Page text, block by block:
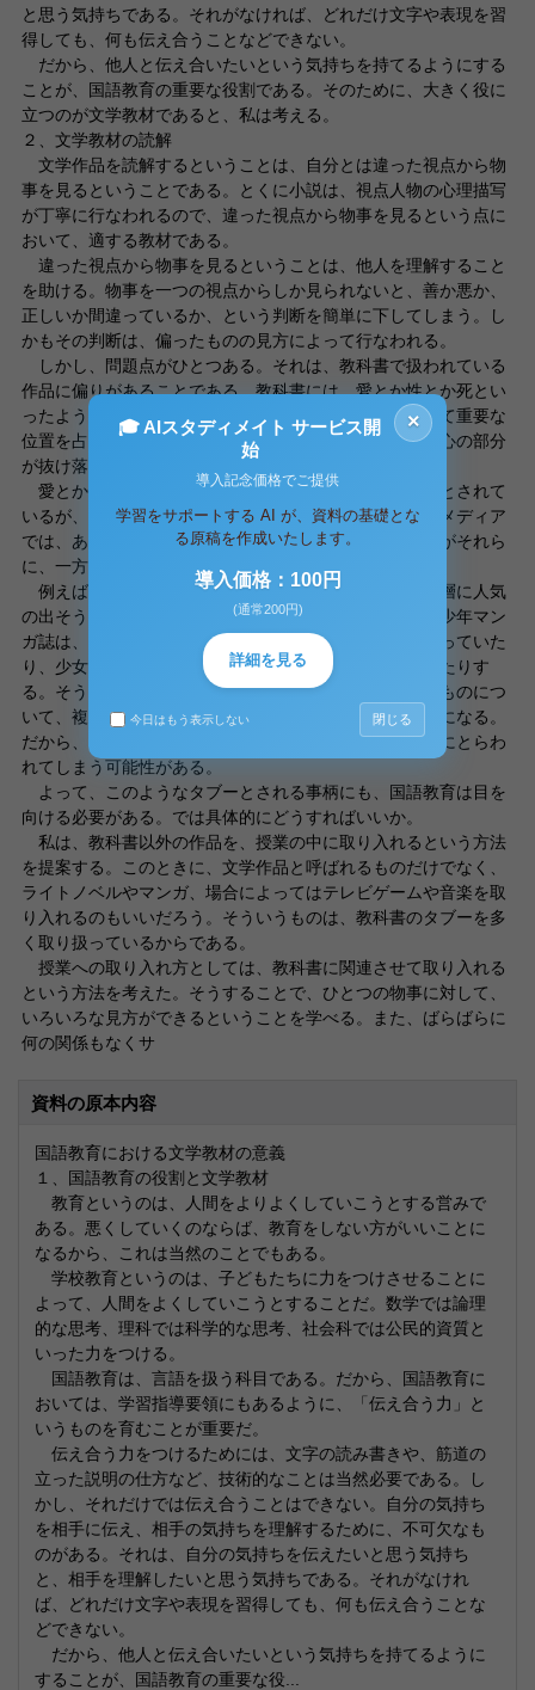
と思う気持ちである。それがなければ、どれだけ文字や表現を習
得しても、何も伝え合うことなどできない。
だから、他人と伝え合いたいという気持ちを持てるようにする
ことが、国語教育の重要な役割である。そのために、大きく役に
立つのが文学教材であると、私は考える。
２、文学教材の読解
文学作品を読解するということは、自分とは違った視点から物
事を見るということである。とくに小説は、視点人物の心理描写
が丁寧に行なわれるので、違った視点から物事を見るという点に
おいて、適する教材である。
違った視点から物事を見るということは、他人を理解すること
を助ける。物事を一つの視点からしか見られないと、善か悪か、
正しいか間違っているか、という判断を簡単に下してしまう。し
かもその判断は、偏ったものの見方によって行なわれる。
しかし、問題点がひとつある。それは、教科書で扱われている
作品に偏りがあることである。教科書には、愛とか性とか死とい
ったようなタブーがある。これらはどれも子どもにとって重要な
位置を占めているものであり、これらを扱わないと、肝心の部分
が抜け落ちてしまうことになる。
愛とか性とか死といったテーマは、教科書ではタブーとされて
いるが、マンガやゲームなど子どもたちが頻繁に接するメディア
では、あふれるほど扱われている。しかし、子どもたちがそれら
に、一方的な視点だけでさらされることがあり得る。
例えば、マンガ雑誌というのは、その雑誌の対象読者層に人気
の出そうなマンガばかりを集めて作られている。だから少年マン
ガ誌は、少年たちがチームを結成して戦う話ばかりが載っていた
り、少女マンガ誌は、男女の恋愛の話ばかりが載っていたりす
る。そうすると、戦いというものについて、恋愛というものにつ
いて、複数の作品から同じような視点を与えられることになる。
だから、戦いや恋愛とはこういうものだ、という考え方にとらわ
れてしまう可能性がある。
よって、このようなタブーとされる事柄にも、国語教育は目を
向ける必要がある。では具体的にどうすればいいか。
私は、教科書以外の作品を、授業の中に取り入れるという方法
を提案する。このときに、文学作品と呼ばれるものだけでなく、
ライトノベルやマンガ、場合によってはテレビゲームや音楽を取
り入れるのもいいだろう。そういうものは、教科書のタブーを多
く取り扱っているからである。
授業への取り入れ方としては、教科書に関連させて取り入れる
という方法を考えた。そうすることで、ひとつの物事に対して、
いろいろな見方ができるということを学べる。また、ばらばらに
何の関係もなくサ
資料の原本内容
国語教育における文学教材の意義
１、国語教育の役割と文学教材
教育というのは、人間をよりよくしていこうとする営みで
ある。悪くしていくのならば、教育をしない方がいいことに
なるから、これは当然のことでもある。
学校教育というのは、子どもたちに力をつけさせることに
よって、人間をよくしていこうとすることだ。数学では論理
的な思考、理科では科学的な思考、社会科では公民的資質と
いった力をつける。
国語教育は、言語を扱う科目である。だから、国語教育に
おいては、学習指導要領にもあるように、「伝え合う力」と
いうものを育むことが重要だ。
伝え合う力をつけるためには、文字の読み書きや、筋道の
立った説明の仕方など、技術的なことは当然必要である。し
かし、それだけでは伝え合うことはできない。自分の気持ち
を相手に伝え、相手の気持ちを理解するために、不可欠なも
のがある。それは、自分の気持ちを伝えたいと思う気持ち
と、相手を理解したいと思う気持ちである。それがなけれ
ば、どれだけ文字や表現を習得しても、何も伝え合うことな
どできない。
だから、他人と伝え合いたいという気持ちを持てるように
することが、国語教育の重要な役...
×
🎓 AIスタディメイト サービス開
始
導入記念価格でご提供
学習をサポートする AI が、資料の基礎とな
る原稿を作成いたします。
導入価格：100円
(通常200円)
詳細を見る
今日はもう表示しない 閉じる